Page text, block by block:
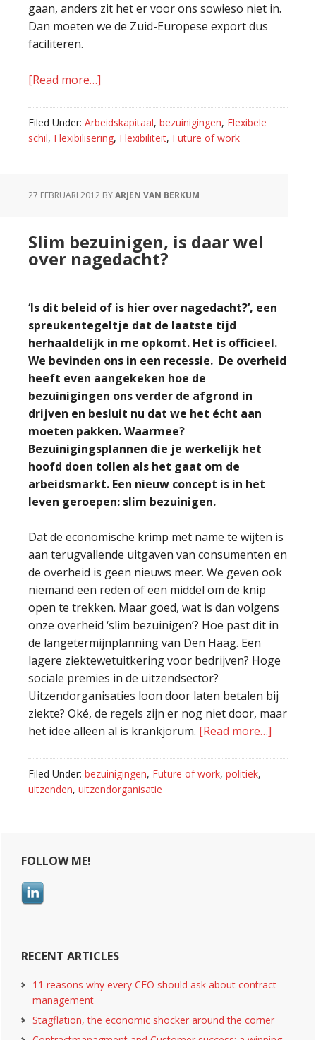
gaan, anders zit het er voor ons sowieso niet in.
Dan moeten we de Zuid-Europese export dus
faciliteren.
[Read more…]
of
–
Filed Under: Arbeidskapitaal, bezuinigingen, Flexibele
schil, Flexibilisering, Flexibiliteit, Future of work
27 FEBRUARI 2012 BYARJEN VAN BERKUM
Slim bezuinigen, is daar wel
over nagedacht?
‘Is dit beleid of is hier over nagedacht?’, een
spreukentegeltje dat de laatste tijd
herhaaldelijk in me opkomt. Het is officieel.
We bevinden ons in een recessie. De overheid
heeft even aangekeken hoe de
bezuinigingen ons verder de afgrond in
drijven en besluit nu dat we het écht aan
moeten pakken. Waarmee?
Bezuinigingsplannen die je werkelijk het
hoofd doen tollen als het gaat om de
arbeidsmarkt. Een nieuw concept is in het
leven geroepen: slim bezuinigen.
Dat de economische krimp met name te wijten is
aan terugvallende uitgaven van consumenten en
de overheid is geen nieuws meer. We geven ook
niemand een reden of een middel om de knip
open te trekken. Maar goed, wat is dan volgens
onze overheid ‘slim bezuinigen’? Hoe past dit in
de langetermijnplanning van Den Haag. Een
lagere ziektewetuitkering voor bedrijven? Hoge
sociale premies in de uitzendsector?
Uitzendorganisaties loon door laten betalen bij
ziekte? Oké, de regels zijn er nog niet door, maar
het idee alleen al is krankjorum. [Read more…]
Filed Under: bezuinigingen, Future of work, politiek,
uitzenden, uitzendorganisatie
Primary
Sidebar
FOLLOW ME!
RECENT ARTICLES
11 reasons why every CEO should ask about contract
management
Stagflation, the economic shocker around the corner